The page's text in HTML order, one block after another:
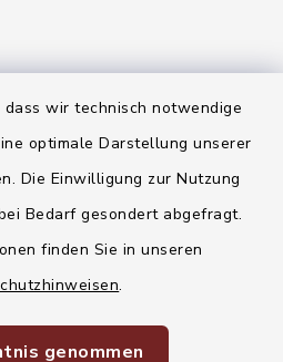
wir technisch notwendige
optimale Darstellung unserer
Die Einwilligung zur Nutzung
Bedarf gesondert abgefragt.
finden Sie in unseren
.
genommen